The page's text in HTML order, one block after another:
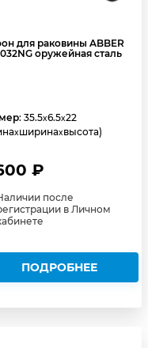
для раковины ABBER
оружейная сталь
: 35.5x6.5x22
xширинаxвысота)
₽
после
в Личном
ПОДРОБНЕЕ